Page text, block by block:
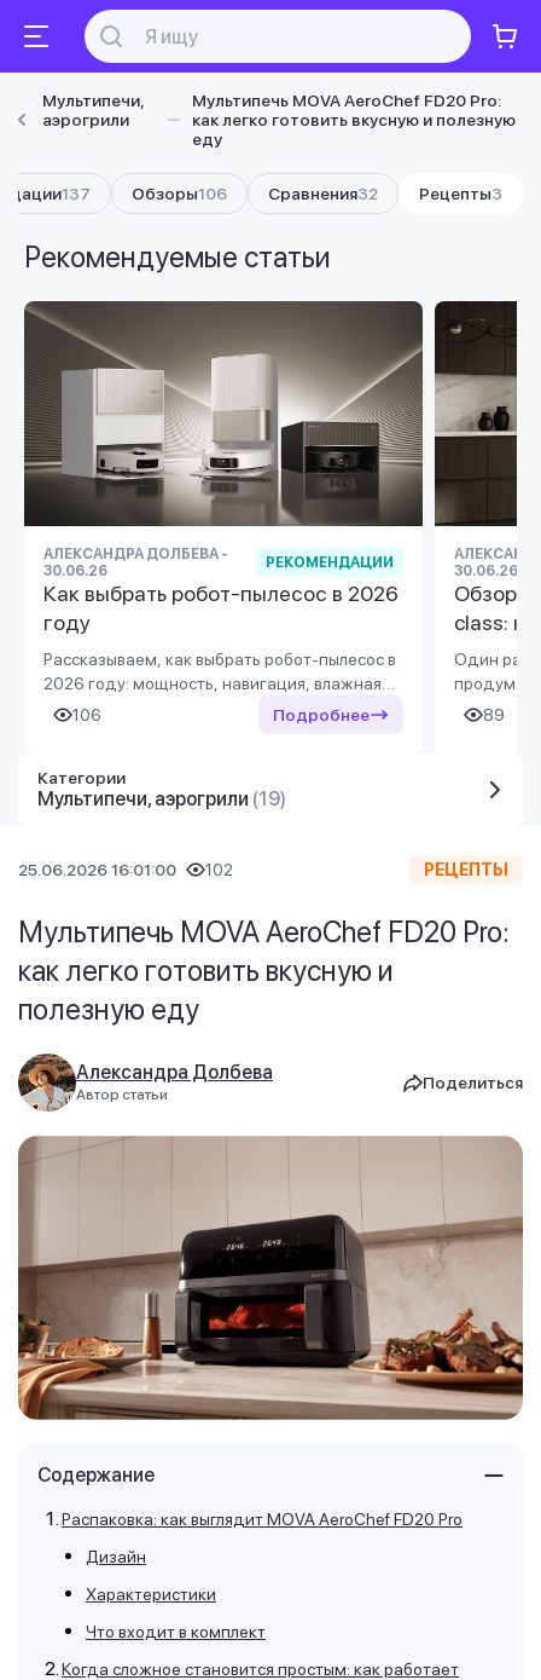
Мультипечи,
аэрогрили
Мультипечь MOVA AeroChef FD20 Pro:
как легко готовить вкусную и полезную
еду
137 Обзоры106 Сравнения32 Рецепты3
25.06.2026 16:01:00 102 РЕЦЕПТЫ
Мультипечь MOVA AeroChef FD20 Pro:
как легко готовить вкусную и
полезную еду
Александра Долбева
Автор статьи
Поделиться
Содержание
Распаковка: как выглядит MOVA AeroChef FD20 Pro
Дизайн
Характеристики
Что входит в комплект
Когда сложное становится простым: как работает
Рекомендуемые статьи
АЛЕКСАНДРА ДОЛБЕВА -
30.06.26
РЕКОМЕНДАЦИИ
Как выбрать робот-пылесос в 2026
году
Рассказываем, как выбрать робот-пылесос в
2026 году: мощность, навигация, влажная
уборка, база самоочистки, функции для
106 Подробнее
30.06.26
Обзор
class:
Один раз
89
Категории
Мультипечи, аэрогрили (19)